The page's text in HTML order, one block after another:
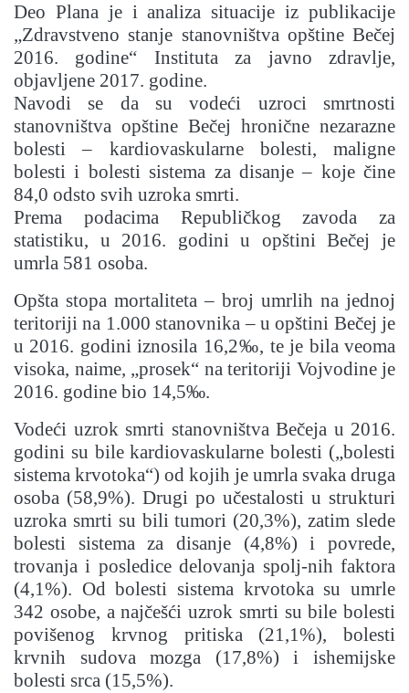
Deo Plana je i analiza situacije iz publikacije
„Zdravstveno stanje stanovništva opštine Bečej
2016. godine“ Instituta za javno zdravlje,
objavljene 2017. godine.
Navodi se da su vodeći uzroci smrtnosti
stanovništva opštine Bečej hronične nezarazne
bolesti – kardiovaskularne bolesti, maligne
bolesti i bolesti sistema za disanje – koje čine
84,0 odsto svih uzroka smrti.
Prema podacima Republičkog zavoda za
statistiku, u 2016. godini u opštini Bečej je
umrla 581 osoba.
Opšta stopa mortaliteta – broj umrlih na jednoj
teritoriji na 1.000 stanovnika – u opštini Bečej je
u 2016. godini iznosila 16,2‰, te je bila veoma
visoka, naime, „prosek“ na teritoriji Vojvodine je
2016. godine bio 14,5‰.
Vodeći uzrok smrti stanovništva Bečeja u 2016.
godini su bile kardiovaskularne bolesti („bolesti
sistema krvotoka“) od kojih je umrla svaka druga
osoba (58,9%). Drugi po učestalosti u strukturi
uzroka smrti su bili tumori (20,3%), zatim slede
bolesti sistema za disanje (4,8%) i povrede,
trovanja i posledice delovanja spolj-nih faktora
(4,1%). Od bolesti sistema krvotoka su umrle
342 osobe, a najčešći uzrok smrti su bile bolesti
povišenog krvnog pritiska (21,1%), bolesti
krvnih sudova mozga (17,8%) i ishemijske
bolesti srca (15,5%).